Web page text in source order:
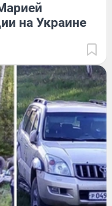
на Украине